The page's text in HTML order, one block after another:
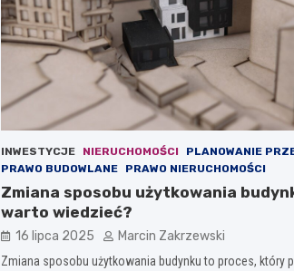
INWESTYCJE NIERUCHOMOŚCI
PLANOWANIE
PRAWO BUDOWLANE
PRAWO NIERUCHOMOŚCI
Zmiana sposobu użytkowania
warto wiedzieć?
16 lipca 2025 Marcin Zakrzewski
Zmiana sposobu użytkowania budynku to proces, który